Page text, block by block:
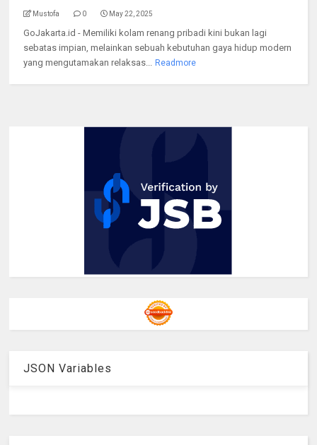
Mustofa 0 May 22, 2025
GoJakarta.id - Memiliki kolam renang pribadi kini bukan lagi
sebatas impian, melainkan sebuah kebutuhan gaya hidup modern
yang mengutamakan relaksas...
Readmore
JSON Variables